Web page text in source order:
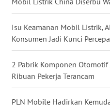
Isu Keamanan Mobil Listrik,
Konsumen Jadi Kunci
2 Pabrik Komponen
Ribuan Pekerja Terancam
PLN Mobile Hadirkan
WN
KALTARA
WN
KALSEL
WN
KALTIM